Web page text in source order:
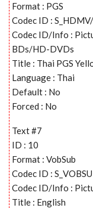
Format : PGS
Codec ID :
Codec ID/Info :
BDs/HD-DVDs
Title : Thai PGS
Language : Thai
Default : No
Forced : No
Text #7
ID : 10
Format : VobSub
Codec ID :
Codec ID/Info :
Title : English